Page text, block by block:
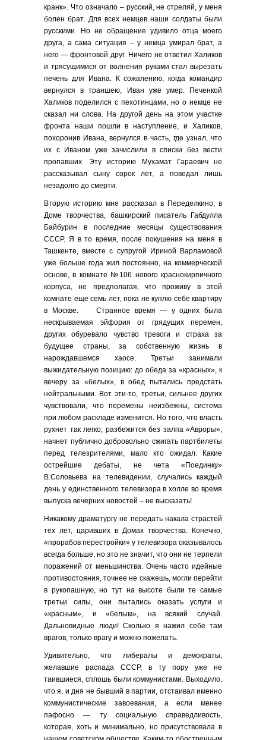
кранк». Что означало – русский, не стреляй, у меня
болен брат. Для всех немцев наши солдаты были
русскими. Но не обращение удивило отца моего
друга, а сама ситуация – у немца умирал брат, а
него — фронтовой друг. Ничего не ответил Халиков
и трясущимися от волнения руками стал вырезать
печень для Ивана. К сожалению, когда командир
вернулся в траншею, Иван уже умер. Печенкой
Халиков поделился с пехотинцами, но о немце не
сказал ни слова. На другой день на этом участке
фронта наши пошли в наступление, и Халиков,
похоронив Ивана, вернулся в часть, где узнал, что
их с Иваном уже зачислили в списки без вести
пропавших. Эту историю Мухамат Гараевич не
рассказывал сыну сорок лет, а поведал лишь
незадолго до смерти.
Вторую историю мне рассказал в Переделкино, в
Доме творчества, башкирский писатель Габдулла
Байбурин в последние месяцы существования
СССР. Я в то время, после покушения на меня в
Ташкенте, вместе с супругой Ириной Варламовой
уже больше года жил постоянно, на коммерческой
основе, в комнате №106 нового краснокирпичного
корпуса, не предполагая, что проживу в этой
комнате еще семь лет, пока не куплю себе квартиру
в Москве. Странное время — у одних была
нескрываемая эйфория от грядущих перемен,
других обуревало чувство тревоги и страха за
будущее страны, за собственную жизнь в
нарождавшемся хаосе. Третьи занимали
выжидательную позицию: до обеда за «красных», к
вечеру за «белых», в обед пытались предстать
нейтральными. Вот эти-то, третьи, сильнее других
чувствовали, что перемены неизбежны, система
при любом раскладе изменится. Но того, что власть
рухнет так легко, разбежится без залпа «Авроры»,
начнет публично добровольно сжигать партбилеты
перед телезрителями, мало кто ожидал. Какие
острейшие дебаты, не чета «Поединку»
В.Соловьева на телевидении, случались каждый
день у единственного телевизора в холле во время
выпуска вечерних новостей – не высказать!
Никакому драматургу не передать накала страстей
тех лет, царивших в Домах творчества. Конечно,
«прорабов перестройки» у телевизора оказывалось
всегда больше, но это не значит, что они не терпели
поражений от меньшинства. Очень часто идейные
противостояния, точнее не скажешь, могли перейти
в рукопашную, но тут на высоте были те самые
третьи силы, они пытались оказать услуги и
«красным», и «белым», на всякий случай.
Дальновидные люди! Сколько я нажил себе там
врагов, только врагу и можно пожелать.
Удивительно, что либералы и демократы,
желавшие распада СССР, в ту пору уже не
таившиеся, сплошь были коммунистами. Выходило,
что я, и дня не бывший в партии, отстаивал именно
коммунистические завоевания, а если менее
пафосно — ту социальную справедливость,
которая, хоть и минимально, но присутствовала в